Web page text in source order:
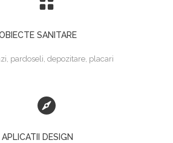
SANITARE
pardoseli, depozitare, placari
APLICATII DESIGN